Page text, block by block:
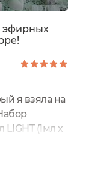
эфирных
я взяла на
(1мл х
эфирных